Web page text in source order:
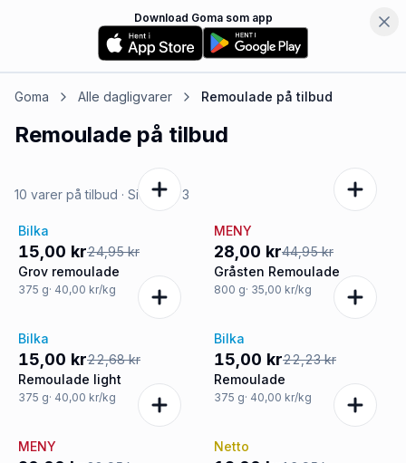
Download Goma som app
Goma Alle dagligvarer Remoulade på tilbud
Remoulade på tilbud
10 varer på tilbud · Side1af3
-40%
Bilka
15,00 kr24,95 kr
Grov remoulade
375 g· 40,00 kr/kg
-38%
MENY
28,00 kr44,95 kr
Gråsten Remoulade
800 g· 35,00 kr/kg
-34%
Bilka
15,00 kr22,68 kr
Remoulade light
375 g· 40,00 kr/kg
-33%
Bilka
15,00 kr22,23 kr
Remoulade
375 g· 40,00 kr/kg
-31%
MENY
-29%
Netto